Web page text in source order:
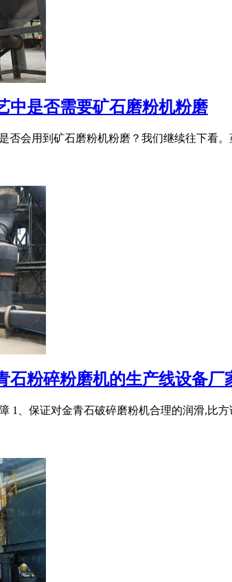
中是否需要矿石磨粉机粉磨
否会用到矿石磨粉机粉磨？我们继续往下看
石粉碎粉磨机的生产线设备厂
1、保证对金青石破碎磨粉机合理的润滑,